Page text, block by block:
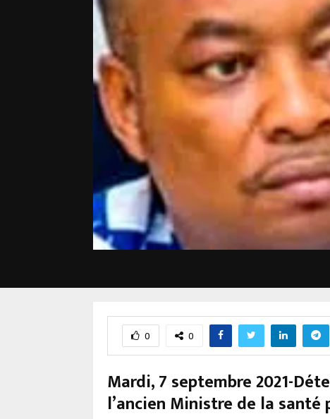
0 0
Mardi, 7 septembre 2021-
l’ancien Ministre de la